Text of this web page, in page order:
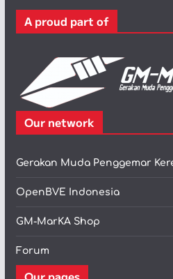
r
A proud part of
Our network
Gerakan Muda Penggemar
OpenBVE Indonesia
GM-MarKA Shop
Forum